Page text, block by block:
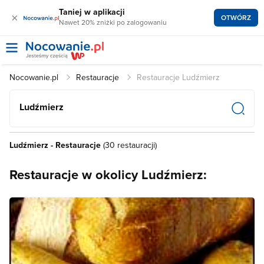
× Taniej w aplikacji
Nawet 20% zniżki po zalogowaniu OTWÓRZ
Nocowanie.pl Restauracje Restauracje Ludźmierz
Ludźmierz
Ludźmierz - Restauracje (30 restauracji)
Restauracje w okolicy Ludźmierz: